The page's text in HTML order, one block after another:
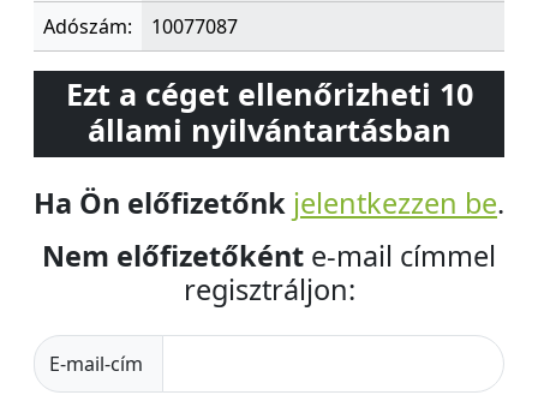
Adószám: 10077087
Ezt a céget ellenőrizheti 10
állami nyilvántartásban
Ha Ön előfizetőnk jelentkezzen be.
Nem előfizetőként e-mail címmel
regisztráljon:
E-mail-cím